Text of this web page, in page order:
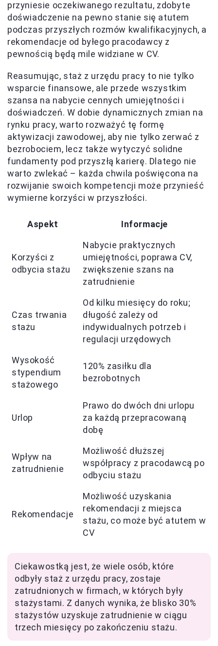
przyniesie oczekiwanego rezultatu, zdobyte
doświadczenie na pewno stanie się atutem
podczas przyszłych rozmów kwalifikacyjnych, a
rekomendacje od byłego pracodawcy z
pewnością będą mile widziane w CV.
Reasumując, staż z urzędu pracy to nie tylko
wsparcie finansowe, ale przede wszystkim
szansa na nabycie cennych umiejętności i
doświadczeń. W dobie dynamicznych zmian na
rynku pracy, warto rozważyć tę formę
aktywizacji zawodowej, aby nie tylko zerwać z
bezrobociem, lecz także wytyczyć solidne
fundamenty pod przyszłą karierę. Dlatego nie
warto zwlekać – każda chwila poświęcona na
rozwijanie swoich kompetencji może przynieść
wymierne korzyści w przyszłości.
Aspekt Informacje
Korzyści z
odbycia stażu
Nabycie praktycznych
umiejętności, poprawa CV,
zwiększenie szans na
zatrudnienie
Czas trwania
stażu
Od kilku miesięcy do roku;
długość zależy od
indywidualnych potrzeb i
regulacji urzędowych
Wysokość
stypendium
stażowego
120% zasiłku dla
bezrobotnych
Urlop
Prawo do dwóch dni urlopu
za każdą przepracowaną
dobę
Wpływ na
zatrudnienie
Możliwość dłuższej
współpracy z pracodawcą po
odbyciu stażu
Rekomendacje
Możliwość uzyskania
rekomendacji z miejsca
stażu, co może być atutem w
CV
Ciekawostką jest, że wiele osób, które
odbyły staż z urzędu pracy, zostaje
zatrudnionych w firmach, w których były
stażystami. Z danych wynika, że blisko 30%
stażystów uzyskuje zatrudnienie w ciągu
trzech miesięcy po zakończeniu stażu.